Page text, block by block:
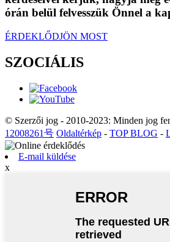
órán belül felvesszük Önnel a
ÉRDEKLŐDJÖN MOST
SZOCIÁLIS
© Szerzői jog - 2010-2023: Minden jog
12008261号 Oldaltérkép - TOP BLOG -
E-mail küldése
x